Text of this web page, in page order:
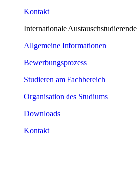
Kontakt
Internationale Austauschstudierende
Allgemeine Informationen
Bewerbungsprozess
Studieren am Fachbereich
Organisation des Studiums
Downloads
Kontakt